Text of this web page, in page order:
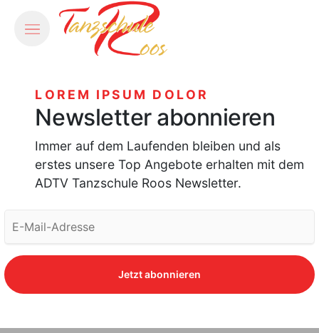
LOREM IPSUM DOLOR
Newsletter abonnieren
Immer auf dem Laufenden bleiben und als
erstes unsere Top Angebote erhalten mit dem
ADTV Tanzschule Roos Newsletter.
Jetzt abonnieren